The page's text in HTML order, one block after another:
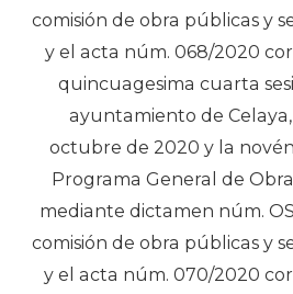
comisión de obra públicas y
y el acta núm. 068/2020
quincuagesima cuarta
ayuntamiento de Celaya,
octubre de 2020 y la
Programa General de
mediante dictamen núm.
comisión de obra públicas y
y el acta núm. 070/2020